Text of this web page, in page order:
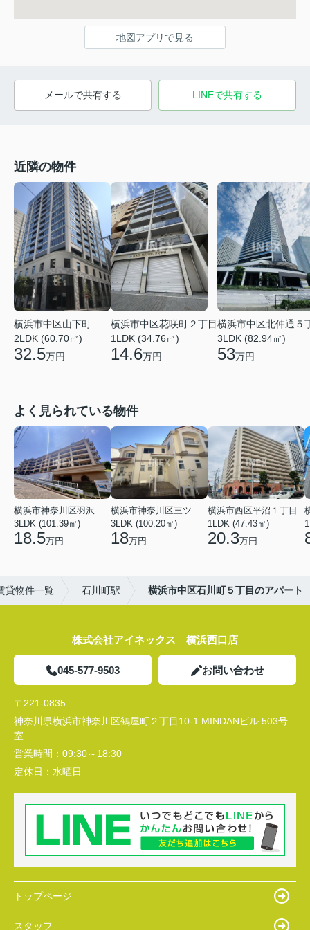
地図アプリで見る
メールで共有する LINEで共有する
近隣の物件
横浜市中区山下町
2LDK (60.70㎡)
32.5万円
横浜市中区花咲町２丁目
1LDK (34.76㎡)
14.6万円
横浜市中区北仲通５
3LDK (82.94㎡)
53万円
よく見られている物件
横浜市神奈川区羽沢南１丁目
3LDK (101.39㎡)
18.5万円
横浜市神奈川区三ツ沢上町
3LDK (100.20㎡)
18万円
横浜市西区平沼１丁目
1LDK (47.43㎡)
20.3万円
貸物件一覧 石川町駅 横浜市中区石川町５丁目のアパート
株式会社アイネックス 横浜西口店
045-577-9503 お問い合わせ
〒221-0835
神奈川県横浜市神奈川区鶴屋町２丁目10-1 MINDANビル 503号
室
営業時間： 09:30～18:30
定休日： 水曜日
トップページ
スタッフ